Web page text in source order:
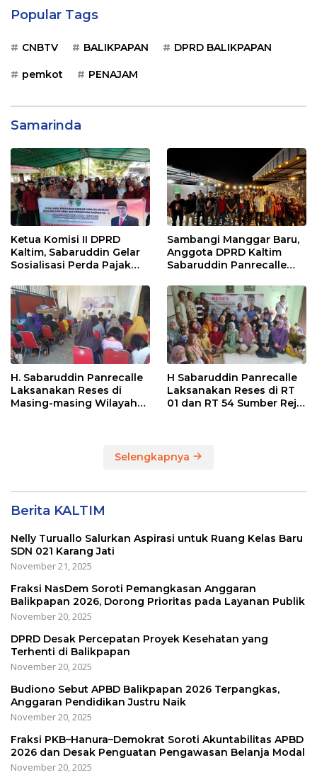
Popular Tags
CNBTV BALIKPAPAN DPRD BALIKPAPAN
pemkot PENAJAM
Samarinda
Ketua Komisi II DPRD
Kaltim, Sabaruddin Gelar
Sosialisasi Perda Pajak
Sepinggan Raya
Balikpapan
Sambangi Manggar Baru,
Anggota DPRD Kaltim
Sabaruddin Panrecalle
Balikpapan
H. Sabaruddin Panrecalle
Laksanakan Reses di
Masing-masing Wilayah
H Sabaruddin Panrecalle
Laksanakan Reses di RT
01 dan RT 54 Sumber Rejo
Selengkapnya
Berita KALTIM
Nelly Turuallo Salurkan Aspirasi untuk Ruang Kelas Baru
SDN 021 Karang Jati
November 21, 2025
Fraksi NasDem Soroti Pemangkasan Anggaran
Balikpapan 2026, Dorong Prioritas pada Layanan Publik
November 20, 2025
DPRD Desak Percepatan Proyek Kesehatan yang
Terhenti di Balikpapan
November 20, 2025
Budiono Sebut APBD Balikpapan 2026 Terpangkas,
Anggaran Pendidikan Justru Naik
November 20, 2025
Fraksi PKB–Hanura–Demokrat Soroti Akuntabilitas APBD
2026 dan Desak Penguatan Pengawasan Belanja Modal
November 20, 2025